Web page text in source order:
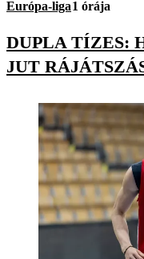
Európa-liga1 órája
DUPLA TÍZES:
JUT